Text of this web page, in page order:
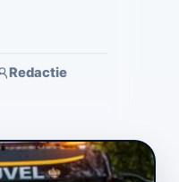
Redactie